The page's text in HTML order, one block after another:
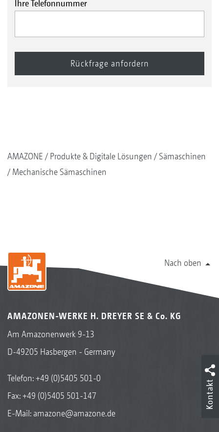
Ihre Telefonnummer
AMAZONE Produkte & Digitale Lösungen
Sämaschinen
Mechanische Sämaschinen
Nach oben
AMAZONEN-WERKE H. DREYER SE & Co. KG
Am Amazonenwerk 9-13
D-49205 Hasbergen - Germany
Telefon:+49 (0)5405 501-0
Fax: +49 (0)5405 501-147
E-Mail: amazone@amazone.de
Kontakt